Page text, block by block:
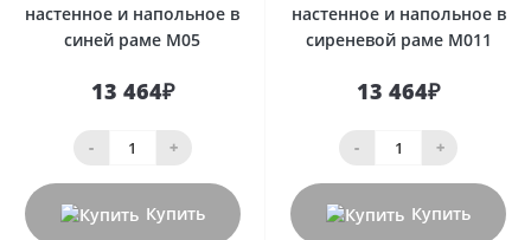
настенное и напольное в
синей раме М05
13 464₽
- +
Купить
настенное и напольное в
сиреневой раме М011
13 464₽
- +
Купить